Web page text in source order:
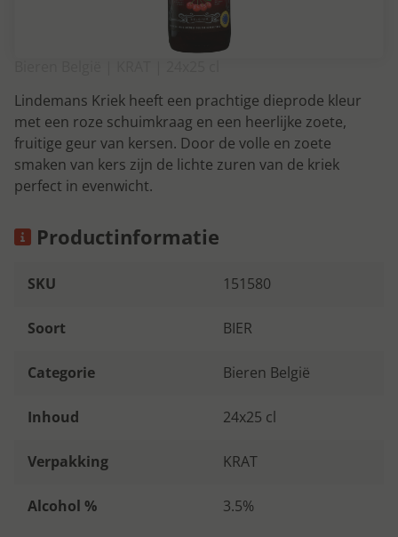
Lindemans Kriek heeft een prachtige dieprode kleur
met een roze schuimkraag en een heerlijke zoete,
fruitige geur van kersen. Door de volle en zoete
smaken van kers zijn de lichte zuren van de kriek
perfect in evenwicht.
Productinformatie
SKU 151580
Soort BIER
Categorie Bieren België
Inhoud 24x25 cl
Verpakking KRAT
Alcohol % 3.5%